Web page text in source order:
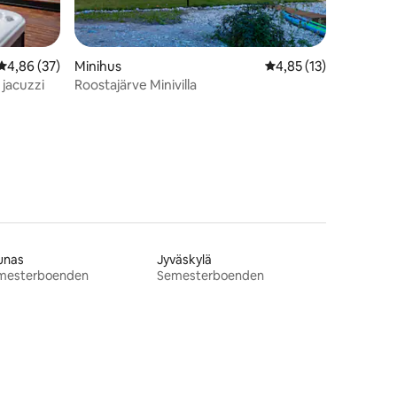
av 5 i genomsnittligt betyg, 37 omdömen
4,86 (37)
jacuzzi
Minihus 4,85 av 5 i
4,85 (13)
Roostajärve Minivilla
Jyväskylä
Semesterboenden